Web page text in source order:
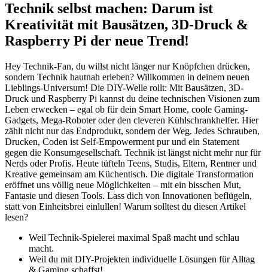
Technik selbst machen: Darum ist
Kreativität mit Bausätzen, 3D-Druck &
Raspberry Pi der neue Trend!
Hey Technik-Fan, du willst nicht länger nur Knöpfchen drücken,
sondern Technik hautnah erleben? Willkommen in deinem neuen
Lieblings-Universum! Die DIY-Welle rollt: Mit Bausätzen, 3D-
Druck und Raspberry Pi kannst du deine technischen Visionen zum
Leben erwecken – egal ob für dein Smart Home, coole Gaming-
Gadgets, Mega-Roboter oder den cleveren Kühlschrankhelfer. Hier
zählt nicht nur das Endprodukt, sondern der Weg. Jedes Schrauben,
Drucken, Coden ist Self-Empowerment pur und ein Statement
gegen die Konsumgesellschaft. Technik ist längst nicht mehr nur für
Nerds oder Profis. Heute tüfteln Teens, Studis, Eltern, Rentner und
Kreative gemeinsam am Küchentisch. Die digitale Transformation
eröffnet uns völlig neue Möglichkeiten – mit ein bisschen Mut,
Fantasie und diesen Tools. Lass dich von Innovationen beflügeln,
statt von Einheitsbrei einlullen! Warum solltest du diesen Artikel
lesen?
Weil Technik-Spielerei maximal Spaß macht und schlau
macht.
Weil du mit DIY-Projekten individuelle Lösungen für Alltag